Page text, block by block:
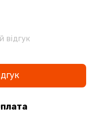
відгук